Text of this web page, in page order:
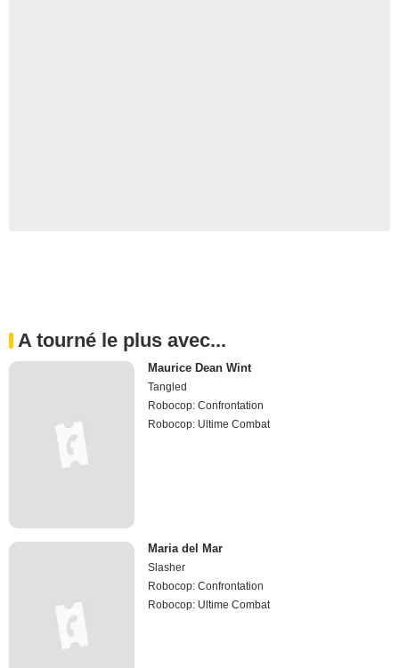
A tourné le plus avec...
Maurice Dean Wint
Tangled
Robocop: Confrontation
Robocop: Ultime Combat
Maria del Mar
Slasher
Robocop: Confrontation
Robocop: Ultime Combat